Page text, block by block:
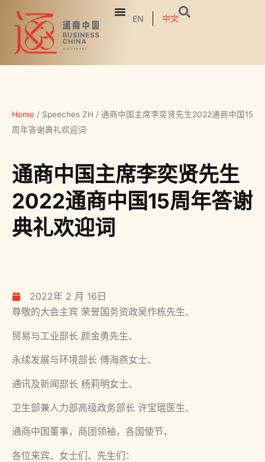
EN 中文
Home / Speeches ZH / 通商中国主席李奕贤先生2022通商中国15
周年答谢典礼欢迎词
通商中国主席李奕贤先生
2022通商中国15周年答谢
典礼欢迎词
2022年 2 月 16日
尊敬的大会主宾 荣誉国务资政吴作栋先生、
贸易与工业部长 颜金勇先生、
永续发展与环境部长 傅海燕女士、
通讯及新闻部长 杨莉明女士、
卫生部兼人力部高级政务部长 许宝琨医生、
通商中国董事，商团领袖，各国使节，
各位来宾、女士们、先生们：